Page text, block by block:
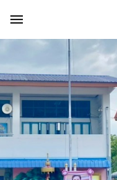
Skip to main content